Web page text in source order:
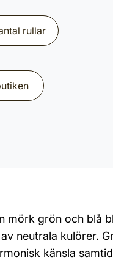
rullar
grön och blå
neutrala kulörer.
känsla